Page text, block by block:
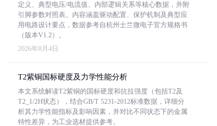
定义、典型电压/电流值、内部逻辑关系等核心数据，并附
引脚参数对照表。内容涵盖驱动配置、保护机制及典型应
用电路设计要点，数据参考自杭州士兰微电子官方规格书
（版本V1.2）。
2026年8月4日
T2紫铜国标硬度及力学性能分析
本文系统解读T2紫铜的国标硬度和抗拉强度（包括T2及
T2_1/2H状态），结合GB/T 5231-2012标准数据，详细分
析其力学性能指标及影响因素，并对比不同状态下的金属
特性差异，为工业选材提供参考。